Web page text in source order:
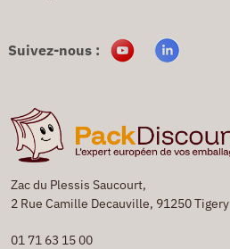
Zac du Plessis Saucourt,
2 Rue Camille Decauville, 91250 Tigery
01 71 63 15 00
Suivez-nous :